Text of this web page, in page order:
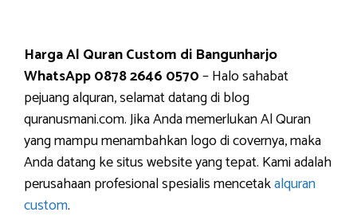
Harga Al Quran Custom di Bangunharjo
WhatsApp 0878 2646 0570– Halo sahabat
pejuang alquran, selamat datang di blog
quranusmani.com. Jika Anda memerlukan Al Quran
yang mampu menambahkan logo di covernya, maka
Anda datang ke situs website yang tepat. Kami adalah
perusahaan profesional spesialis mencetakalquran
custom.